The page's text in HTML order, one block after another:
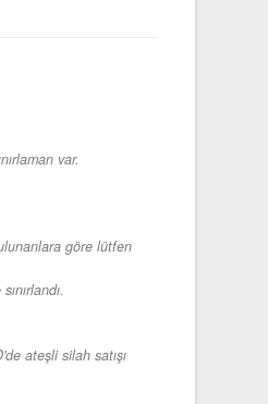
var.
göre lütfen
ateşli silah satışı